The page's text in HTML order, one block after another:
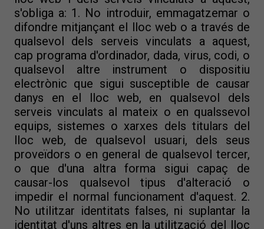
s'obliga a: 1. No introduir, emmagatzemar o
difondre mitjançant el lloc web o a través de
qualsevol dels serveis vinculats a aquest,
cap programa d'ordinador, dada, virus, codi, o
qualsevol altre instrument o dispositiu
electrònic que sigui susceptible de causar
danys en el lloc web, en qualsevol dels
serveis vinculats al mateix o en qualssevol
equips, sistemes o xarxes dels titulars del
lloc web, de qualsevol usuari, dels seus
proveïdors o en general de qualsevol tercer,
o que d'una altra forma sigui capaç de
causar-los qualsevol tipus d'alteració o
impedir el normal funcionament d'aquest. 2.
No utilitzar identitats falses, ni suplantar la
identitat d'uns altres en la utilització del lloc